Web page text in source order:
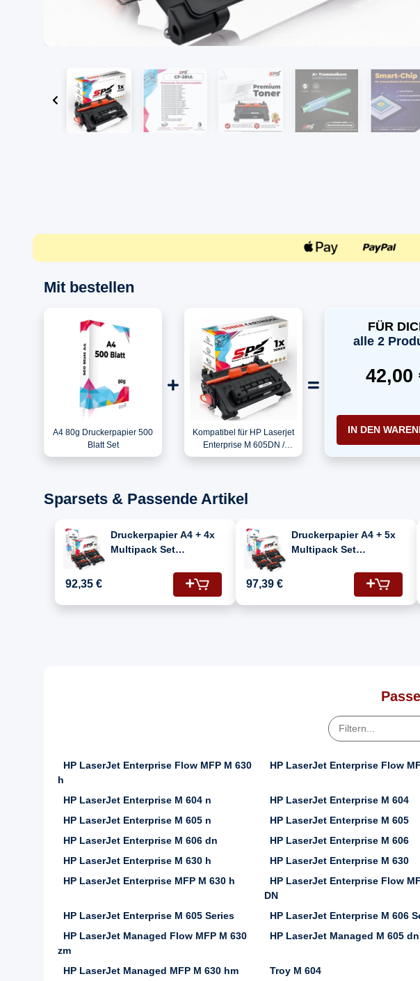
Mit bestellen
A4 80g Druckerpapier 500
Blatt Set
Kompatibel für HP Laserjet
Enterprise M 605DN /
CF281A / 81A Toner
FÜR
alle 2
42,00
IN DEN
Sparsets & Passende Artikel
Druckerpapier A4 + 4x
Multipack Set
Laserjet Enterprise M
605 DN (CF281A/81A)
Toner Schwarz
92,35 €
Druckerpapier A4 + 5x
Multipack Set
Laserjet Enterprise M
605 DN (CF281A/81A)
Toner Schwarz
97,39 €
HP LaserJet Enterprise Flow MFP M 630
h
HP LaserJet Enterprise Flow
HP LaserJet Enterprise M 604 n HP LaserJet Enterprise M 604
HP LaserJet Enterprise M 605 n
HP LaserJet Enterprise M 605
HP LaserJet Enterprise M 606 dn
HP LaserJet Enterprise M 606
HP LaserJet Enterprise M 630 h
HP LaserJet Enterprise M 630
HP LaserJet Enterprise MFP M 630 h
HP LaserJet Enterprise Flow
DN
HP LaserJet Enterprise M 605 Series HP LaserJet Enterprise M 606
HP LaserJet Managed Flow MFP M 630
zm
HP LaserJet Managed M 605
HP LaserJet Managed MFP M 630 hm Troy M 604